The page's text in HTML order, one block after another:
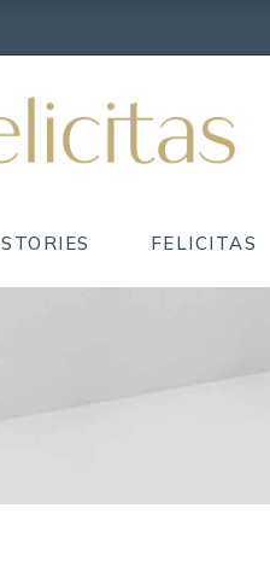
STORIES FELICITAS